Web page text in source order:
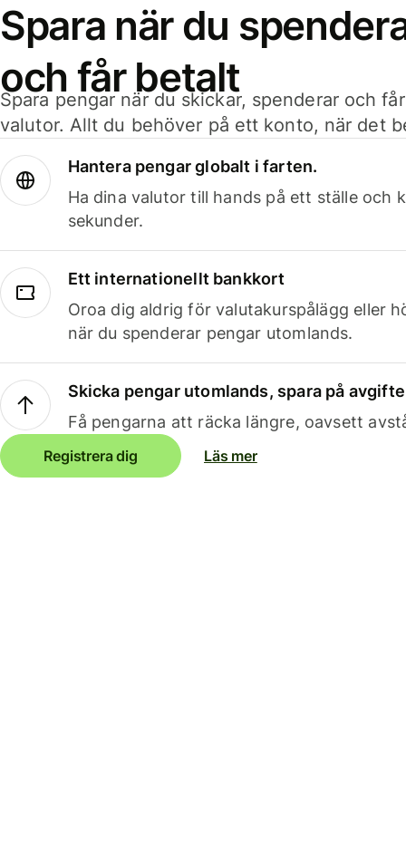
Spara när du
och får betalt
Spara pengar när du skickar, spenderar och
valutor. Allt du behöver på ett konto, när det
Hantera pengar globalt i farten.
Ha dina valutor till hands på ett ställe och
sekunder.
Ett internationellt bankkort
Oroa dig aldrig för valutakurspålägg eller
när du spenderar pengar utomlands.
Skicka pengar utomlands, spara på
Få pengarna att räcka längre, oavsett
Registrera dig Läs mer